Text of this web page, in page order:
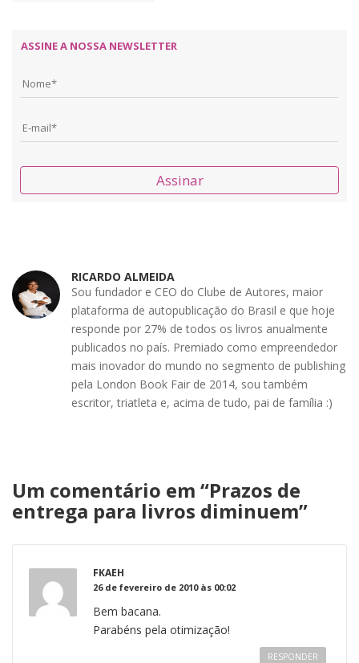
ASSINE A NOSSA NEWSLETTER
Assinar
RICARDO ALMEIDA
Sou fundador e CEO do Clube de Autores, maior
plataforma de autopublicação do Brasil e que hoje
responde por 27% de todos os livros anualmente
publicados no país. Premiado como empreendedor
mais inovador do mundo no segmento de publishing
pela London Book Fair de 2014, sou também
escritor, triatleta e, acima de tudo, pai de família :)
Um comentário em “Prazos de
entrega para livros diminuem”
FKAEH
26 de fevereiro de 2010 às 00:02
Bem bacana.
Parabéns pela otimização!
RESPONDER